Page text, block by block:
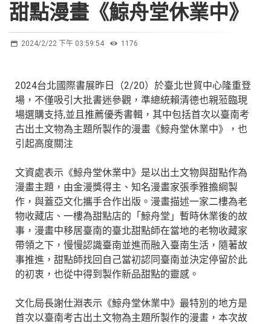
甜點漫畫《鯨舟堂休業中》
2024/2/22 下午 03:59:54 1176
2024台北國際書展昨日（2/20）於臺北世貿中心隆重登
場，不僅吸引大批書迷參觀，準總統賴清德也親蒞臨現
場選購支持,並且推薦優秀書輯，其中包括首次以臺南考
古出土文物為主題所製作的漫畫《鯨舟堂休業中》，也
引起高度關注
文資處表示《鯨舟堂休業中》是以出土文物與甜點作為
漫畫主題，由金漫獎得主、知名漫畫家張季雅擔綱製
作，與蓋亞文化攜手合作出版。漫畫描述一家二樓為老
物收藏店、一樓為甜點店的「鯨舟堂」暫時休業後的故
事，漫畫中移居臺南的臺北甜點師在當地的老物收藏家
帶領之下，慢慢認識臺南並進而融入臺南生活，隨著故
事推進，甜點師找回自己當初認同臺南並決定停留於此
的初衷，也從中得到製作新品甜點的靈感。
文化局長謝仕淵表示《鯨舟堂休業中》最特別的地方是
首次以臺南考古出土文物為主題所製作的漫畫，本次故